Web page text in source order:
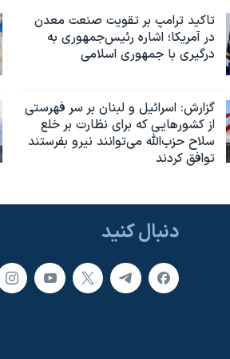
تاکید ترامپ بر تقویت صنعت معدن
در آمریکا؛ اشاره رئیس‌جمهوری به
درگیری با جمهوری اسلامی
گزارش‌: اسرائيل و لبنان بر سر فهرستی
از کشورهایی که برای نظارت بر خلع
سلاح حزب‌الله می‌توانند نیرو بفرستند
توافق کردند
دنبال کنید